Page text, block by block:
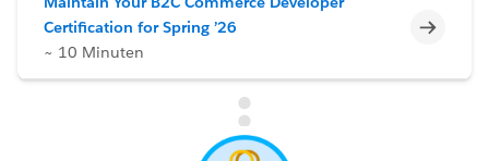
Certification for Spring ’26
~ 10 Minuten